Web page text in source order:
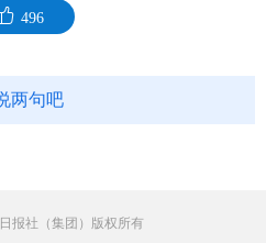
496
两句吧
报社（集团）版权所有